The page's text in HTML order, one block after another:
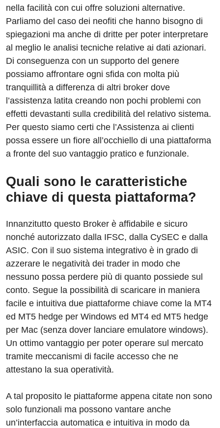
nella facilità con cui offre soluzioni alternative.
Parliamo del caso dei neofiti che hanno bisogno di
spiegazioni ma anche di dritte per poter interpretare
al meglio le analisi tecniche relative ai dati azionari.
Di conseguenza con un supporto del genere
possiamo affrontare ogni sfida con molta più
tranquillità a differenza di altri broker dove
l’assistenza latita creando non pochi problemi con
effetti devastanti sulla credibilità del relativo sistema.
Per questo siamo certi che l’Assistenza ai clienti
possa essere un fiore all’occhiello di una piattaforma
a fronte del suo vantaggio pratico e funzionale.
Quali sono le caratteristiche
chiave di questa piattaforma?
Innanzitutto questo Broker è affidabile e sicuro
nonché autorizzato dalla IFSC, dalla CySEC e dalla
ASIC. Con il suo sistema integrativo è in grado di
azzerare le negatività dei trader in modo che
nessuno possa perdere più di quanto possiede sul
conto. Segue la possibilità di scaricare in maniera
facile e intuitiva due piattaforme chiave come la MT4
ed MT5 hedge per Windows ed MT4 ed MT5 hedge
per Mac (senza dover lanciare emulatore windows).
Un ottimo vantaggio per poter operare sul mercato
tramite meccanismi di facile accesso che ne
attestano la sua operatività.
A tal proposito le piattaforme appena citate non sono
solo funzionali ma possono vantare anche
un’interfaccia automatica e intuitiva in modo da